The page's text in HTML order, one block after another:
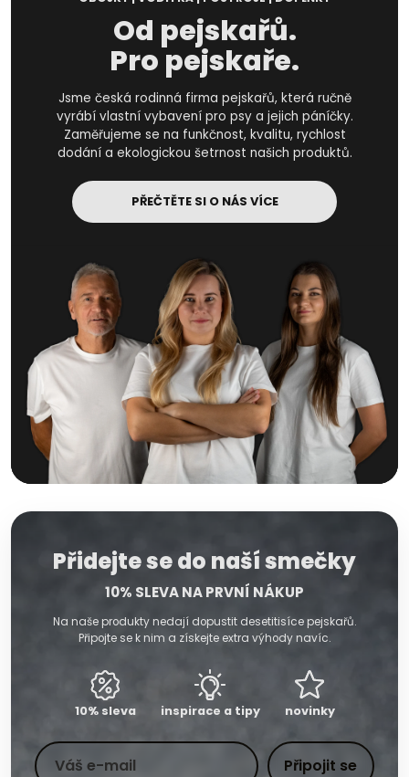
Od pejskařů.
Pro pejskaře.
Jsme česká rodinná firma pejskařů, která ručně
vyrábí vlastní vybavení pro psy a jejich páníčky.
Zaměřujeme se na funkčnost, kvalitu, rychlost
dodání a ekologickou šetrnost našich produktů.
PŘEČTĚTE SI O NÁS VÍCE
Přidejte se do naší smečky
10% SLEVA NA PRVNÍ NÁKUP
Na naše produkty nedají dopustit desetitisíce pejskařů.
Připojte se k nim a získejte extra výhody navíc.
10% sleva inspirace a tipy novinky
Toto pole nevyplňujteVáš e-mail
Připojit se